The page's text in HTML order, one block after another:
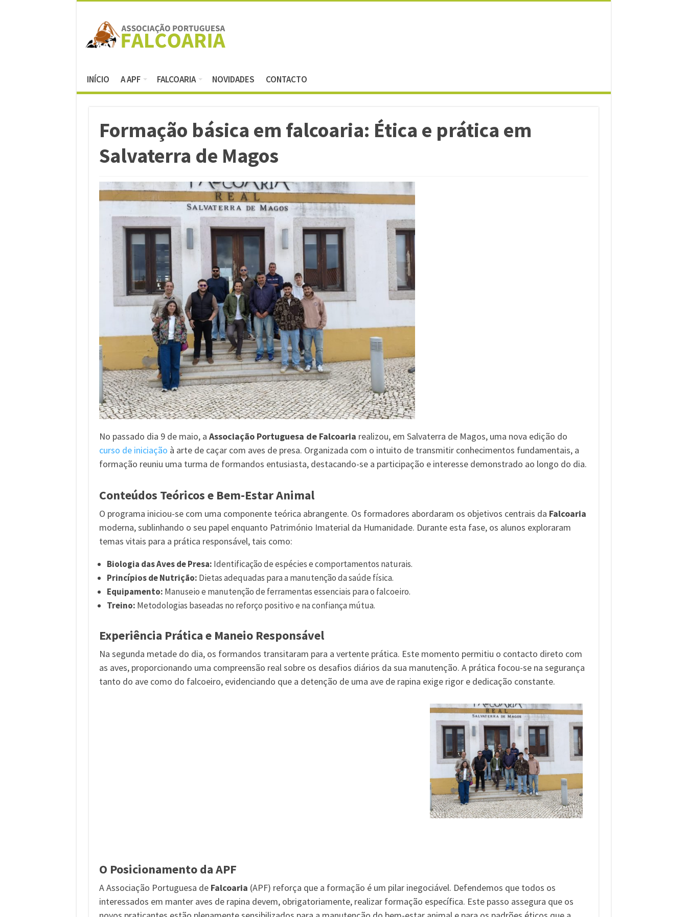
INÍCIO A APF FALCOARIA NOVIDADES CONTACTO
Formação básica em falcoaria: Ética e prática em
Salvaterra de Magos
No passado dia 9 de maio, a Associação Portuguesa de Falcoaria realizou, em Salvaterra de Magos, uma nova edição do
curso de iniciação à arte de caçar com aves de presa. Organizada com o intuito de transmitir conhecimentos fundamentais, a
formação reuniu uma turma de formandos entusiasta, destacando-se a participação e interesse demonstrado ao longo do dia.
Conteúdos Teóricos e Bem-Estar Animal
O programa iniciou-se com uma componente teórica abrangente. Os formadores abordaram os objetivos centrais da Falcoaria
moderna, sublinhando o seu papel enquanto Património Imaterial da Humanidade. Durante esta fase, os alunos exploraram
temas vitais para a prática responsável, tais como:
Biologia das Aves de Presa: Identificação de espécies e comportamentos naturais.
Princípios de Nutrição: Dietas adequadas para a manutenção da saúde física.
Equipamento: Manuseio e manutenção de ferramentas essenciais para o falcoeiro.
Treino: Metodologias baseadas no reforço positivo e na confiança mútua.
Experiência Prática e Maneio Responsável
Na segunda metade do dia, os formandos transitaram para a vertente prática. Este momento permitiu o contacto direto com
as aves, proporcionando uma compreensão real sobre os desafios diários da sua manutenção. A prática focou-se na segurança
tanto do ave como do falcoeiro, evidenciando que a detenção de uma ave de rapina exige rigor e dedicação constante.
O Posicionamento da APF
A Associação Portuguesa de Falcoaria (APF) reforça que a formação é um pilar inegociável. Defendemos que todos os
interessados em manter aves de rapina devem, obrigatoriamente, realizar formação específica. Este passo assegura que os